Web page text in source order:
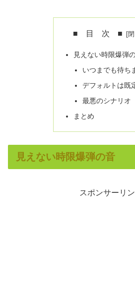
■ 目 次 ■
見えない時限爆弾
いつまでも待ち
デフォルトは既
最悪のシナリオ
まとめ
見えない時限爆弾の音
スポンサーリ